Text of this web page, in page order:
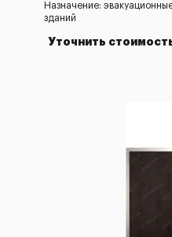
Назначение:
зданий
Уточнить